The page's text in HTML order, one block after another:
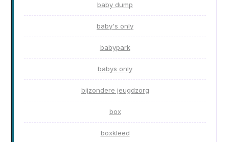
baby dump
baby's only
babypark
babys only
bijzondere jeugdzorg
box
boxkleed